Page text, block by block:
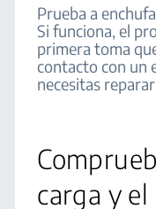
Prueba a
Si funciona, el
primera toma
contacto con un
necesitas
carga y